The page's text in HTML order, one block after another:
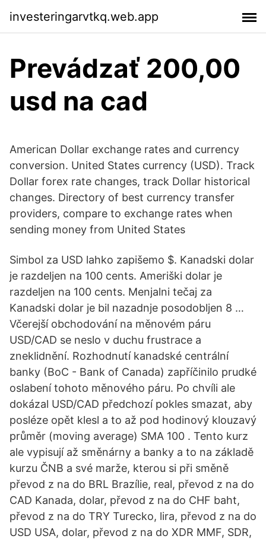
investeringarvtkq.web.app
Prevádzať 200,00
usd na cad
American Dollar exchange rates and currency
conversion. United States currency (USD). Track
Dollar forex rate changes, track Dollar historical
changes. Directory of best currency transfer
providers, compare to exchange rates when
sending money from United States
Simbol za USD lahko zapišemo $. Kanadski dolar
je razdeljen na 100 cents. Ameriški dolar je
razdeljen na 100 cents. Menjalni tečaj za
Kanadski dolar je bil nazadnje posodobljen 8 …
Včerejší obchodování na měnovém páru
USD/CAD se neslo v duchu frustrace a
zneklidnění. Rozhodnutí kanadské centrální
banky (BoC - Bank of Canada) zapříčinilo prudké
oslabení tohoto měnového páru. Po chvíli ale
dokázal USD/CAD předchozí pokles smazat, aby
posléze opět klesl a to až pod hodinový klouzavý
průměr (moving average) SMA 100 . Tento kurz
ale vypisují až směnárny a banky a to na základě
kurzu ČNB a své marže, kterou si při směně
převod z na do BRL Brazílie, real, převod z na do
CAD Kanada, dolar, převod z na do CHF baht,
převod z na do TRY Turecko, lira, převod z na do
USD USA, dolar, převod z na do XDR MMF, SDR,